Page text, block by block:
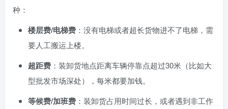
种：
楼层费/电梯费 ：没有电梯或者超长货物进不了电梯，需
要人工搬运上楼。
超距费 ：装卸货地点距离车辆停靠点超过30米（比如大
型批发市场深处），每米都要加钱。
等候费/加班费 ：装卸货占用时间过长，或者遇到非工作